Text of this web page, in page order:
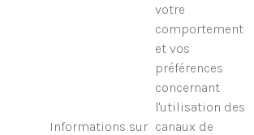
Informations sur
votre
comportement
et vos
préférences
concernant
l'utilisation des
canaux de